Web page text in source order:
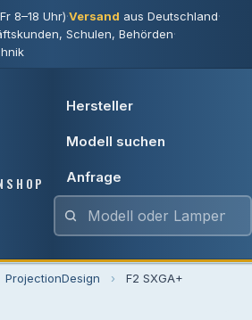
8–18 Uhr)·Versand aus Deutschland·
Schulen, Behörden·
Hersteller
Modell suchen
Anfrage
ProjectionDesign ›
F2 SXGA+